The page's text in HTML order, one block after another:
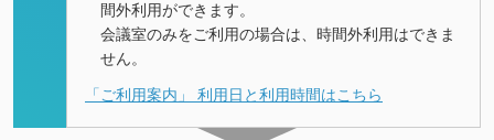
間外利用ができます。
会議室のみをご利用の場合は、時間外利用はできま
せん。
「ご利用案内」 利用日と利用時間はこちら